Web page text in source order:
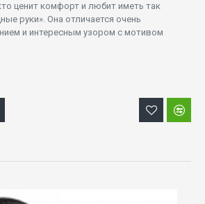
ценит комфорт и любит иметь так
руки». Она отличается очень
и интересным узором с мотивом